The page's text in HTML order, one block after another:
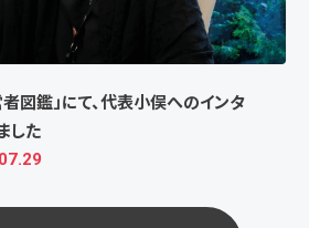
図鑑」にて、代表小俣へのインタ
した